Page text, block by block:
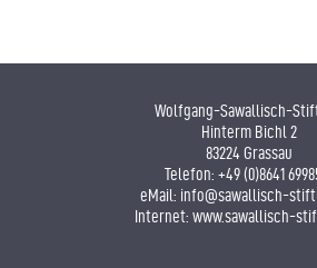
Wolfgang-Sawallisch-
Hinterm Bichl 2
83224 Grassau
Telefon: +49 (0)8641
eMail: info@sawallisch-
Internet: www.sawallisch-